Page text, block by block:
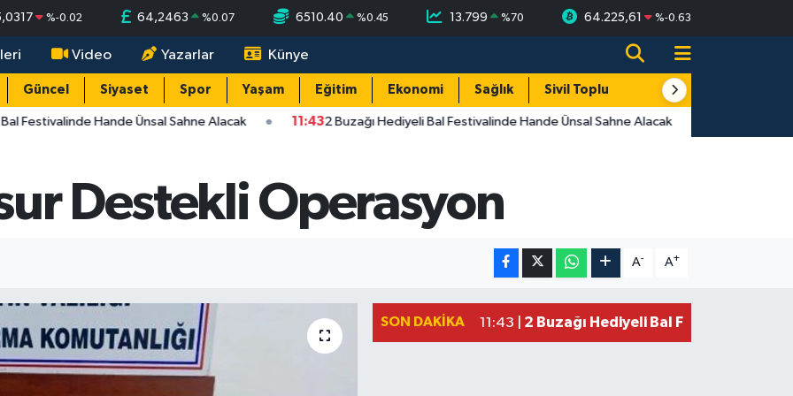
%-0.02 64,2463 %0.07 6510.40 %0.45 13.799 %70 64.225,61 %-0.63
Video Yazarlar Künye
Güncel Siyaset Spor Yaşam Eğitim Ekonomi Sağlık Sivil Toplum Turizm
Festivalinde Hande Ünsal Sahne Alacak 11:432 Buzağı Hediyeli Bal Festivalinde Hande Ünsal Sahne Alacak
Destekli Operasyon
A- A+
SON DAKIKA 11:43 | 2 Buzağı Hediyeli Bal Festivalinde